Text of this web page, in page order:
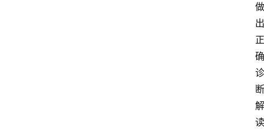
做
出
正
确
诊
断
解
读